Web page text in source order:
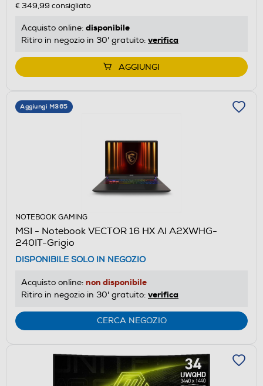
€ 349,99 consigliato
Acquisto online: disponibile
Ritiro in negozio in 30' gratuito: verifica
AGGIUNGI
Aggiungi M365
NOTEBOOK GAMING
MSI - Notebook VECTOR 16 HX AI A2XWHG-
240IT-Grigio
DISPONIBILE SOLO IN NEGOZIO
Acquisto online: non disponibile
Ritiro in negozio in 30' gratuito: verifica
CERCA NEGOZIO